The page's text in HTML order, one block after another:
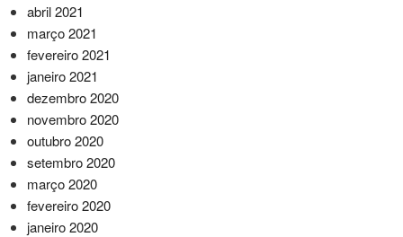
abril 2021
março 2021
fevereiro 2021
janeiro 2021
dezembro 2020
novembro 2020
outubro 2020
setembro 2020
março 2020
fevereiro 2020
janeiro 2020